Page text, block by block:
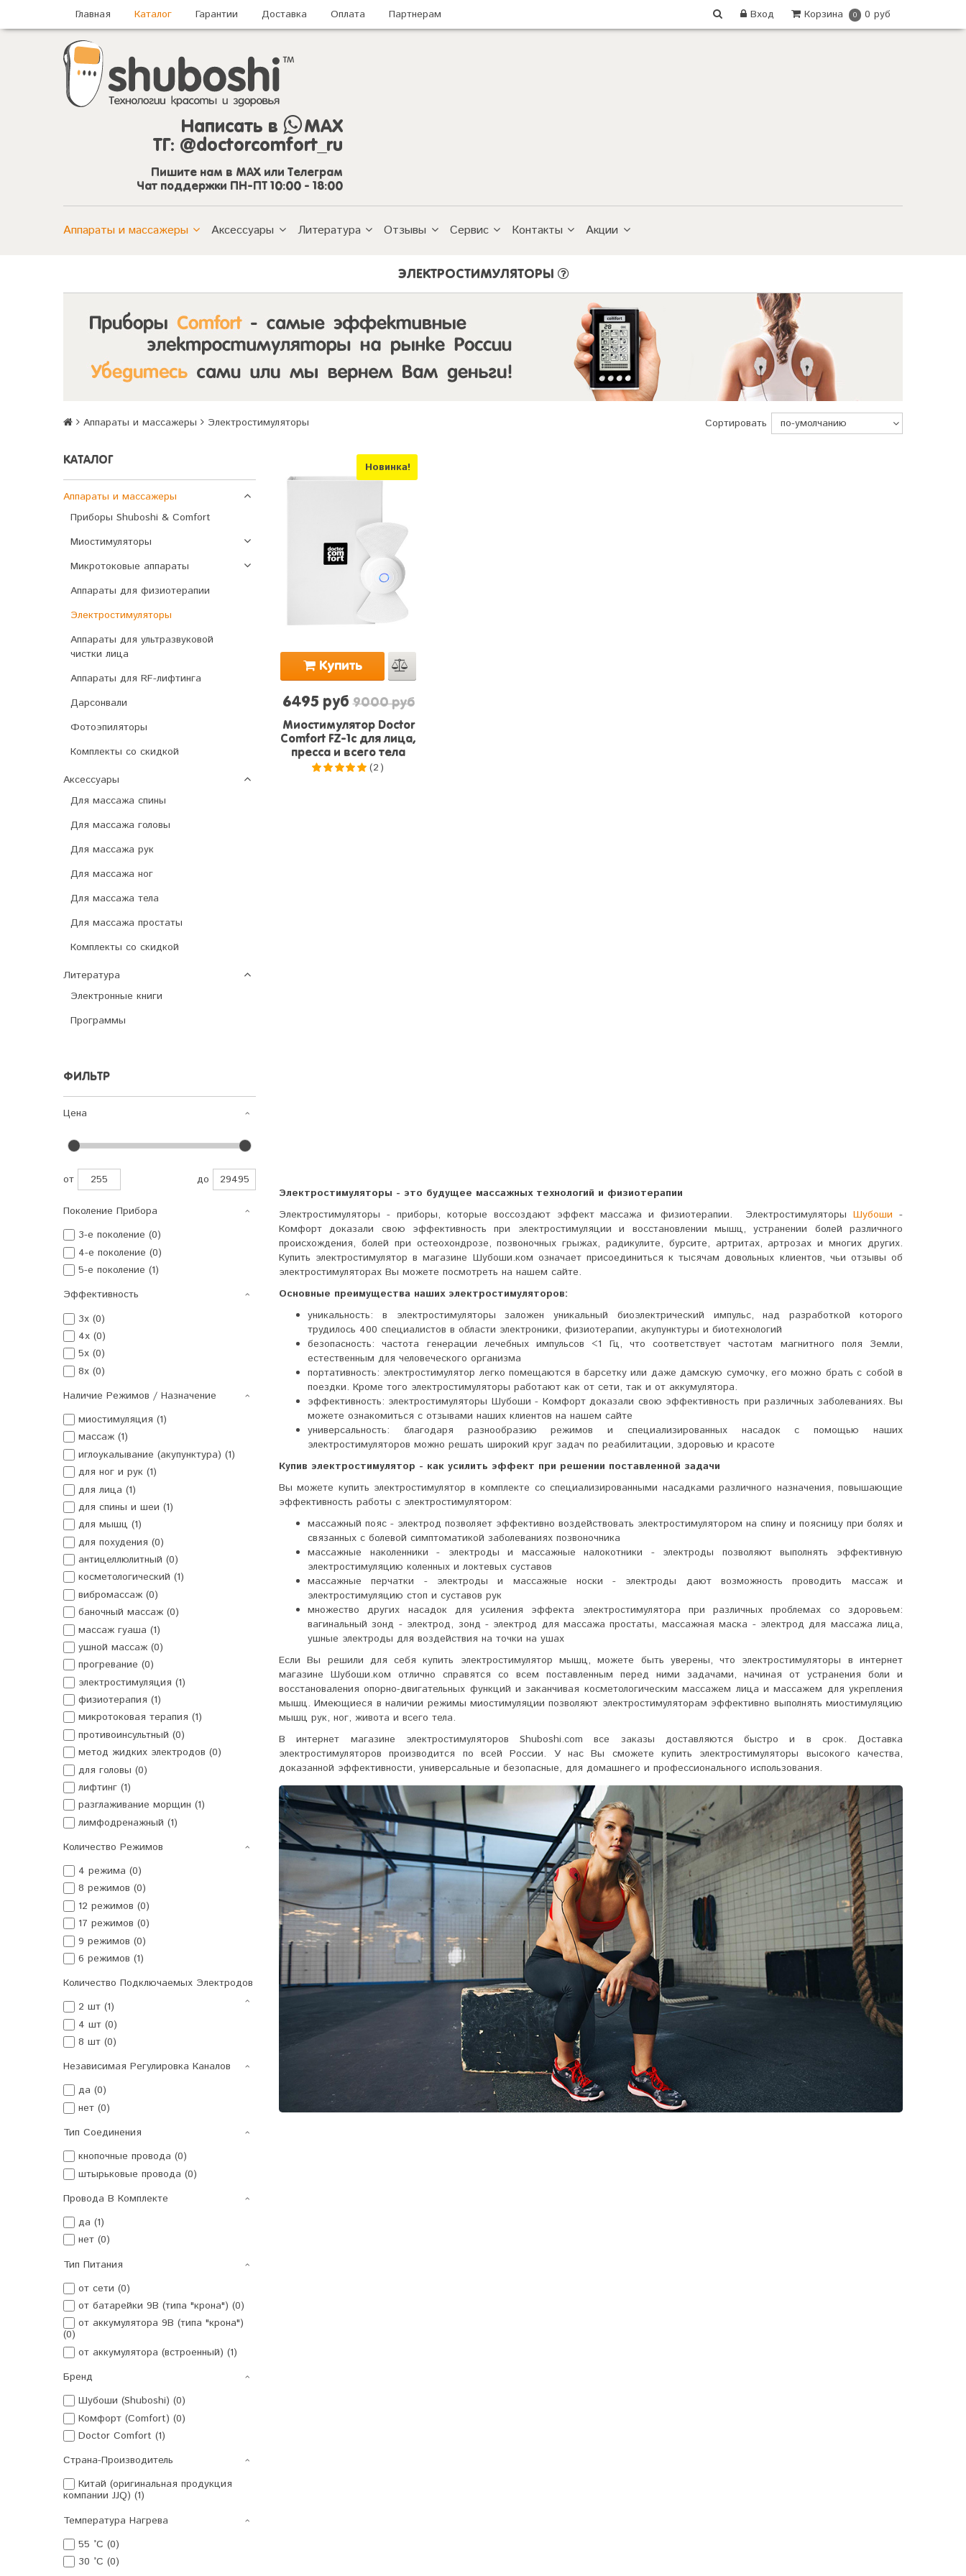
Главная Каталог Гарантии Доставка Оплата Партнерам Корзина 0 0 руб
Вход
Написать в
MAX
ТГ: @doctorcomfort_ru
Пишите нам в MAX или Телеграм
Чат поддержки ПН-ПТ 10:00 - 18:00
Аппараты и массажеры Аксессуары Литература Отзывы Сервис Контакты Акции
ЭЛЕКТРОСТИМУЛЯТОРЫ
Аппараты и массажеры Электростимуляторы Сортировать
КАТАЛОГ
Аппараты и массажеры
Приборы Shuboshi & Comfort
Миостимуляторы
Микротоковые аппараты
Аппараты для физиотерапии
Электростимуляторы
Аппараты для ультразвуковой
чистки лица
Аппараты для RF-лифтинга
Дарсонвали
Фотоэпиляторы
Комплекты со скидкой
Аксессуары
Для массажа спины
Для массажа головы
Для массажа рук
Для массажа ног
Для массажа тела
Для массажа простаты
Комплекты со скидкой
Литература
Электронные книги
Программы
ФИЛЬТР
Цена
от до
Поколение Прибора
3-е поколение (0)
4-е поколение (0)
5-е поколение (1)
Эффективность
3x (0)
4x (0)
5x (0)
8x (0)
Наличие Режимов / Назначение
миостимуляция (1)
массаж (1)
иглоукалывание (акупунктура) (1)
для ног и рук (1)
для лица (1)
для спины и шеи (1)
для мышц (1)
для похудения (0)
антицеллюлитный (0)
косметологический (1)
вибромассаж (0)
баночный массаж (0)
массаж гуаша (1)
ушной массаж (0)
прогревание (0)
электростимуляция (1)
физиотерапия (1)
микротоковая терапия (1)
противоинсультный (0)
метод жидких электродов (0)
для головы (0)
лифтинг (1)
разглаживание морщин (1)
лимфодренажный (1)
Количество Режимов
4 режима (0)
8 режимов (0)
12 режимов (0)
17 режимов (0)
9 режимов (0)
6 режимов (1)
Количество Подключаемых Электродов
2 шт (1)
4 шт (0)
8 шт (0)
Независимая Регулировка Каналов
да (0)
нет (0)
Тип Соединения
кнопочные провода (0)
штырьковые провода (0)
Провода В Комплекте
да (1)
нет (0)
Тип Питания
от сети (0)
от батарейки 9В (типа "крона") (0)
от аккумулятора 9В (типа "крона")
(0)
от аккумулятора (встроенный) (1)
Бренд
Шубоши (Shuboshi) (0)
Комфорт (Comfort) (0)
Doctor Comfort (1)
Страна-Производитель
Китай (оригинальная продукция
компании JJQ) (1)
Температура Нагрева
55 °C (0)
30 °C (0)
Новинка!
Купить
6495 руб9000 руб
Миостимулятор Doctor
Comfort FZ-1c для лица,
пресса и всего тела
(2)
Электростимуляторы - это будущее массажных технологий и физиотерапии
Электростимуляторы - приборы, которые воссоздают эффект массажа и физиотерапии. ЭлектростимуляторыШубоши -
Комфорт доказали свою эффективность при электростимуляции и восстановлении мышц, устранении болей различного
происхождения, болей при остеохондрозе, позвоночных грыжах, радикулите, бурсите, артритах, артрозах и многих других.
Купить электростимулятор в магазине Шубоши.ком означает присоединиться к тысячам довольных клиентов, чьи отзывы об
электростимуляторах Вы можете посмотреть на нашем сайте.
Основные преимущества наших электростимуляторов:
уникальность: в электростимуляторы заложен уникальный биоэлектрический импульс, над разработкой которого
трудилось 400 специалистов в области электроники, физиотерапии, акупунктуры и биотехнологий
безопасность: частота генерации лечебных импульсов <1 Гц, что соответствует частотам магнитного поля Земли,
естественным для человеческого организма
портативность: электростимулятор легко помещаются в барсетку или даже дамскую сумочку, его можно брать с собой в
поездки. Кроме того электростимуляторы работают как от сети, так и от аккумулятора.
эффективность: электростимуляторы Шубоши - Комфорт доказали свою эффективность при различных заболеваниях. Вы
можете ознакомиться с отзывами наших клиентов на нашем сайте
универсальность: благодаря разнообразию режимов и специализированных насадок с помощью наших
электростимуляторов можно решать широкий круг задач по реабилитации, здоровью и красоте
Купив электростимулятор - как усилить эффект при решении поставленной задачи
Вы можете купить электростимулятор в комплекте со специализированными насадками различного назначения, повышающие
эффективность работы с электростимулятором:
массажный пояс - электрод позволяет эффективно воздействовать электростимулятором на спину и поясницу при болях и
связанных с болевой симптоматикой заболеваниях позвоночника
массажные наколенники - электроды и массажные налокотники - электроды позволяют выполнять эффективную
электростимуляцию коленных и локтевых суставов
массажные перчатки - электроды и массажные носки - электроды дают возможность проводить массаж и
электростимуляцию стоп и суставов рук
множество других насадок для усиления эффекта электростимулятора при различных проблемах со здоровьем:
вагинальный зонд - электрод, зонд - электрод для массажа простаты, массажная маска - электрод для массажа лица,
ушные электроды для воздействия на точки на ушах
Если Вы решили для себя купить электростимулятор мышц, можете быть уверены, что электростимуляторы в интернет
магазине Шубоши.ком отлично справятся со всем поставленным перед ними задачами, начиная от устранения боли и
восстановаления опорно-двигательных функций и заканчивая косметологическим массажем лица и массажем для укрепления
мышц. Имеющиеся в наличии режимы миостимуляции позволяют электростимуляторам эффективно выполнять миостимуляцию
мышц рук, ног, живота и всего тела.
В интернет магазине электростимуляторов Shuboshi.com все заказы доставляются быстро и в срок. Доставка
электростимуляторов производится по всей России. У нас Вы сможете купить электростимуляторы высокого качества,
доказанной эффективности, универсальные и безопасные, для домашнего и профессионального использования.